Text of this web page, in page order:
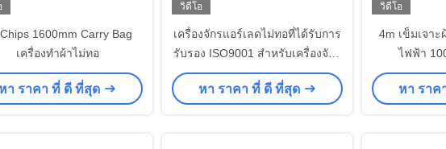
1600mm Carry Bag
เครื่องทำผ้าไม่ทอ
หา ราคา ที่ ดี ที่สุด
วิดีโอ
เครื่องจักรแอร์เลดไม่ทอที่ได้รับการ
รับรอง ISO9001 สำหรับเครื่องจักร
ไม่ทอ
หา ราคา ที่ ดี ที่สุด
วิดีโอ
4m เข็มเจาะ
ไฟฟ้า
หา ราค